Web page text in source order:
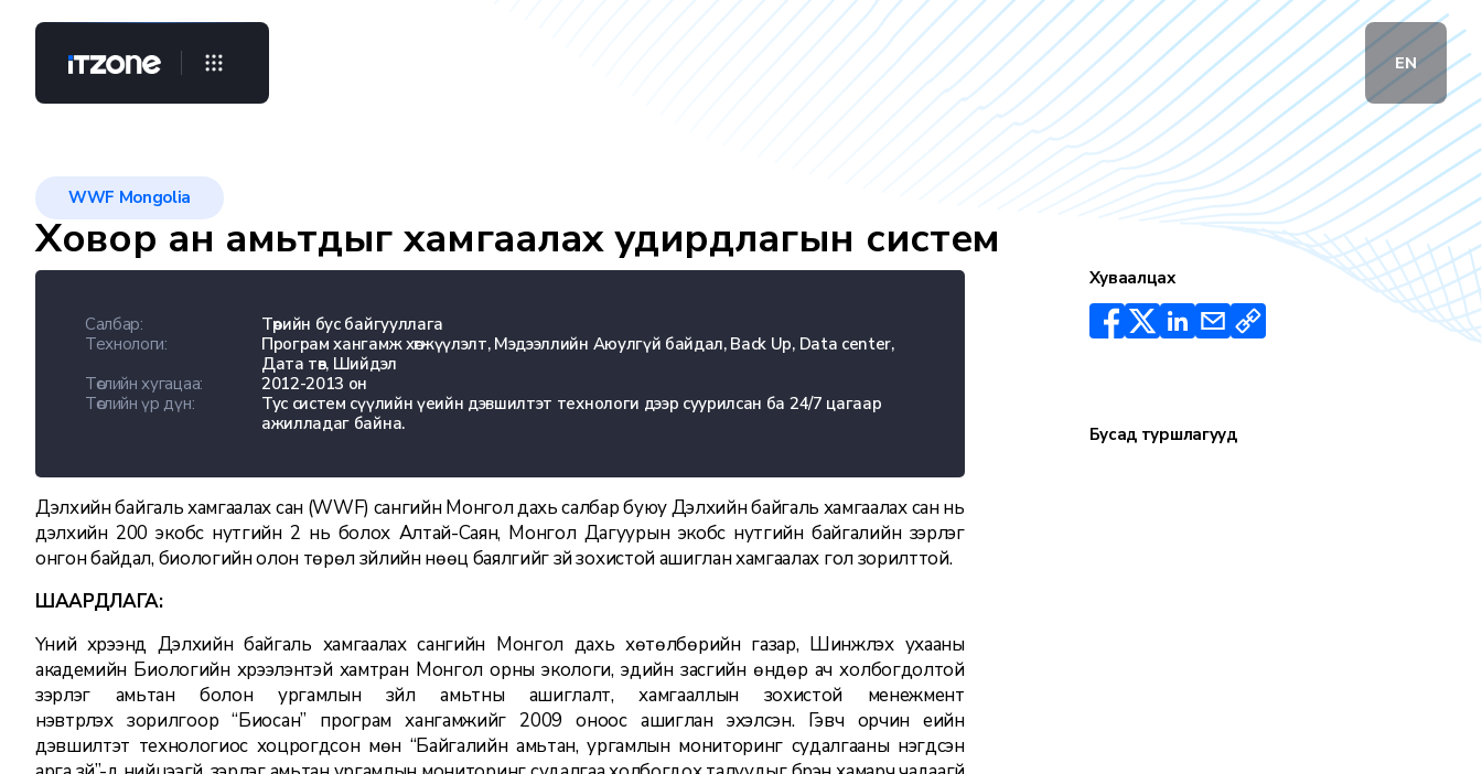
EN
WWF Mongolia
Ховор ан амьтдыг хамгаалах удирдлагын систем
Салбар:
Төрийн бус байгууллага
Технологи:
Програм хангамж хөгжүүлэлт, Мэдээллийн Аюулгүй байдал, Back Up, Data center,
Дата төв, Шийдэл
Төслийн хугацаа:
2012-2013 он
Төслийн үр дүн:
Тус систем сүүлийн үеийн дэвшилтэт технологи дээр суурилсан ба 24/7 цагаар
ажилладаг байна.
Дэлхийн байгаль хамгаалах сан (WWF) сангийн Монгол дахь салбар буюу Дэлхийн байгаль хамгаалах сан нь
дэлхийн 200 экобүс нутгийн 2 нь болох Алтай-Саян, Монгол Дагуурын экобүс нутгийн байгалийн зэрлэг
онгон байдал, биологийн олон төрөл зүйлийн нөөц баялгийг зүй зохистой ашиглан хамгаалах гол зорилттой.
ШААРДЛАГА:
Үүний хүрээнд Дэлхийн байгаль хамгаалах сангийн Монгол дахь хөтөлбөрийн газар, Шинжлэх ухааны
академийн Биологийн хүрээлэнтэй хамтран Монгол орны экологи, эдийн засгийн өндөр ач холбогдолтой
зэрлэг амьтан болон ургамлын зүйл амьтны ашиглалт, хамгааллын зохистой менежмент
нэвтрүүлэх зорилгоор “Биосан” програм хангамжийг 2009 оноос ашиглан эхэлсэн. Гэвч орчин үеийн
дэвшилтэт технологиос хоцрогдсон мөн “Байгалийн амьтан, ургамлын мониторинг судалгааны нэгдсэн
Хуваалцах
Бусад туршлагууд